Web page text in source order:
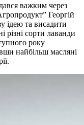
важким через
Георгій
ідею та висадити
сорти лаванди
року
найбільш масляні